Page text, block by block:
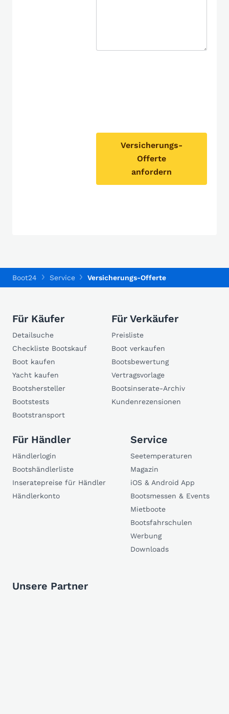
Versicherungs-
Offerte
anfordern
Boot24 Service Versicherungs-Offerte
Für Käufer
Detailsuche
Checkliste Bootskauf
Boot kaufen
Yacht kaufen
Bootshersteller
Bootstests
Bootstransport
Für Verkäufer
Preisliste
Boot verkaufen
Bootsbewertung
Vertragsvorlage
Bootsinserate-Archiv
Kundenrezensionen
Für Händler
Händlerlogin
Bootshändlerliste
Inseratepreise für Händler
Händlerkonto
Service
Seetemperaturen
Magazin
iOS & Android App
Bootsmessen & Events
Mietboote
Bootsfahrschulen
Werbung
Downloads
Unsere Partner